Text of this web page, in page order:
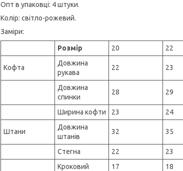
Опт в упаковці: 4 штуки.
Колір: світло-рожевий.
Заміри:
Розмір 20 22
Кофта
Довжина
рукава
22 23
Довжина
спинки
28 29
Ширина кофти 23 24
Штани
Довжина
штанів
32 35
Стегна 22 23
Кроковий
17 18